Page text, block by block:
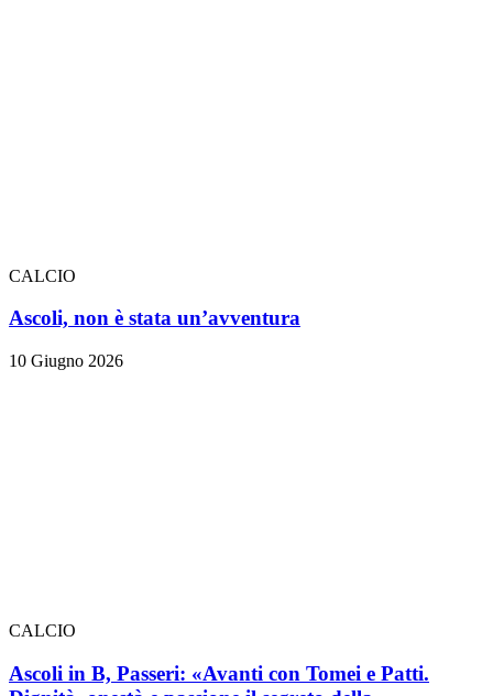
CALCIO
Ascoli, non è stata un’avventura
10 Giugno 2026
CALCIO
Ascoli in B, Passeri: «Avanti con Tomei e Patti.